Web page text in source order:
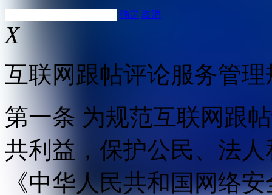
确定 取消
X
互联网跟帖评论服务管理
第一条 为规范互联网跟
共利益，保护公民、法
《中华人民共和国网络